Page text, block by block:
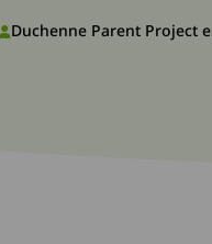
Duchenne Parent Project